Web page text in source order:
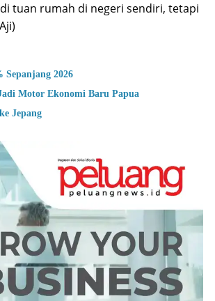
tuan rumah di negeri sendiri, tetapi
2026
Motor Ekonomi Baru Papua
Jepang